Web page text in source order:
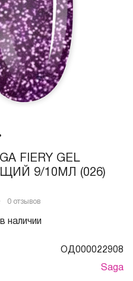
FIERY GEL
9/10МЛ (026)
наличии
0 отзывов
ОД000022908
Saga